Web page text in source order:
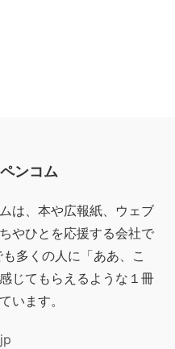
ンコム
は、本や広報紙、ウェブ
やひとを応援する会社で
多くの人に「ああ、こ
じてもらえるような１冊
います。